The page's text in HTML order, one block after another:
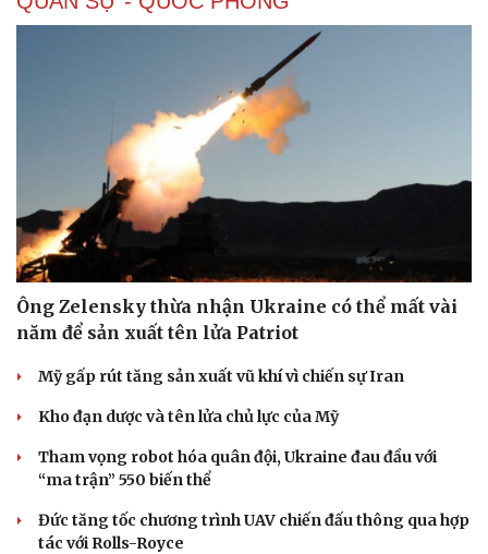
Ông Zelensky thừa nhận Ukraine có thể mất vài
năm để sản xuất tên lửa Patriot
Mỹ gấp rút tăng sản xuất vũ khí vì chiến sự Iran
Kho đạn dược và tên lửa chủ lực của Mỹ
Tham vọng robot hóa quân đội, Ukraine đau đầu với
“ma trận” 550 biến thể
Đức tăng tốc chương trình UAV chiến đấu thông qua hợp
tác với Rolls-Royce